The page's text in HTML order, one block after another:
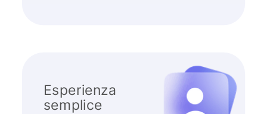
Esperienza
semplice